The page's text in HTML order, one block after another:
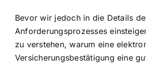
Bevor wir jedoch in die Details
Anforderungsprozesses
zu verstehen, warum eine
Versicherungsbestätigung eine